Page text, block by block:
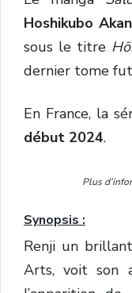
Hoshikubo
sous le titre
dernier tome
En France, la
début 2024.
Plus
Synopsis :
Renji un
Arts, voit son